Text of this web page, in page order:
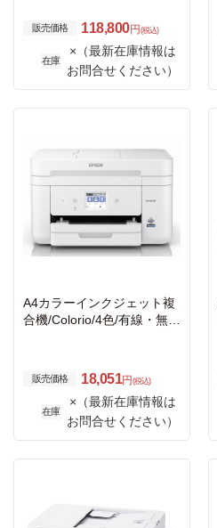
販売価格 118,800円 (税込)
在庫
×（最新在庫情報は
お問合せください）
A4カラーインクジェット複
合機/Colorio/4色/有線・無線
販売価格 18,051円 (税込)
在庫
×（最新在庫情報は
お問合せください）